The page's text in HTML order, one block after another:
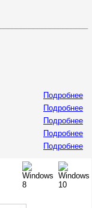
Подробнее
Подробнее
Подробнее
Подробнее
Подробнее